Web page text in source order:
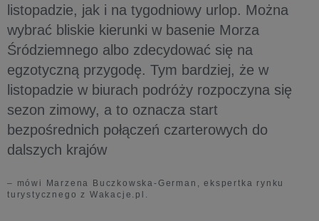
listopadzie, jak i na tygodniowy urlop. Można
wybrać bliskie kierunki w basenie Morza
Śródziemnego albo zdecydować się na
egzotyczną przygodę. Tym bardziej, że w
listopadzie w biurach podróży rozpoczyna się
sezon zimowy, a to oznacza start
bezpośrednich połączeń czarterowych do
dalszych krajów
– mówi Marzena Buczkowska-German, ekspertka rynku
turystycznego z Wakacje.pl.